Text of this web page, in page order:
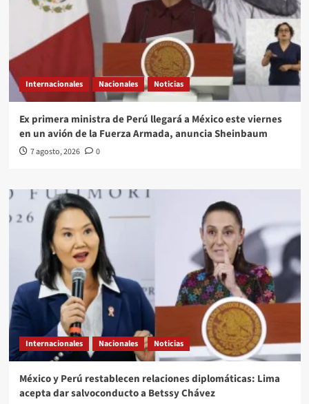
Internacionales Nacionales Noticias
Ex primera ministra de Perú llegará a México este viernes
en un avión de la Fuerza Armada, anuncia Sheinbaum
7 agosto, 2026 0
Internacionales Nacionales Noticias
México y Perú restablecen relaciones diplomáticas: Lima
acepta dar salvoconducto a Betssy Chávez